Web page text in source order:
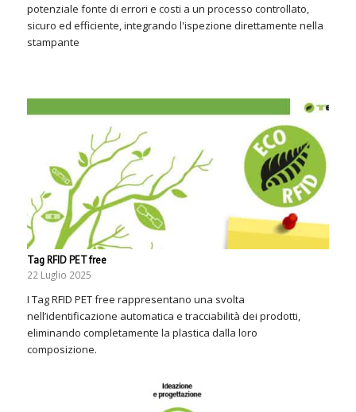
potenziale fonte di errori e costi a un processo controllato,
sicuro ed efficiente, integrando l'ispezione direttamente nella
stampante
Tag RFID PET free
22 Luglio 2025
I Tag RFID PET free rappresentano una svolta
nell’identificazione automatica e tracciabilità dei prodotti,
eliminando completamente la plastica dalla loro
composizione.